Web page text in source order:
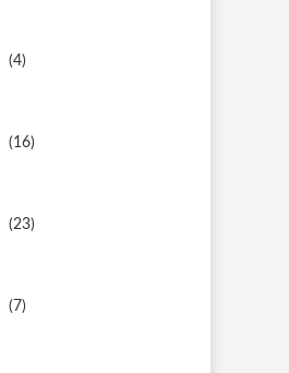
(4)
(16)
(23)
(7)